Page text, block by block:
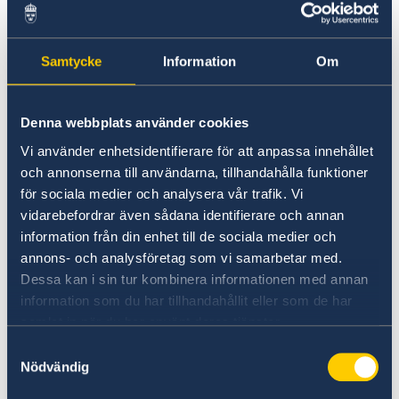
Samtycke Information Om
Denna webbplats använder cookies
Vi använder enhetsidentifierare för att anpassa innehållet
och annonserna till användarna, tillhandahålla funktioner
för sociala medier och analysera vår trafik. Vi
vidarebefordrar även sådana identifierare och annan
information från din enhet till de sociala medier och
annons- och analysföretag som vi samarbetar med.
Dessa kan i sin tur kombinera informationen med annan
information som du har tillhandahållit eller som de har
samlat in när du har använt deras tjänster.
Nödvändig
skapa fler arbeten. Detta görs med ett speciellt
minoritetsgrupper. Sverige stödjer även
International Business College of Mitrovica (IBCM).
Skolan är av multietniskt slag och bidrar till
ökad sysselsättning och erbjuder EU-
ackrediterade kandidatexamen till albanska,
serbiska, romska, ashkalia, egyptiska och
bosniska samhällsgrupper. Mer än 50% av
eleverna, lärarna och andra anställda är
kvinnor. Sverige har utvärderat IBCM-projektet
som ett bra exempel på integration av ett
konfliktkänsligt- och jämställdhetsperspektiv.
Sector. Projektet hjälper små och medelstora